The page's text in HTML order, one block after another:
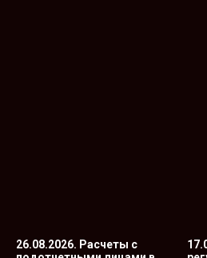
26.08.2026. Расчеты с